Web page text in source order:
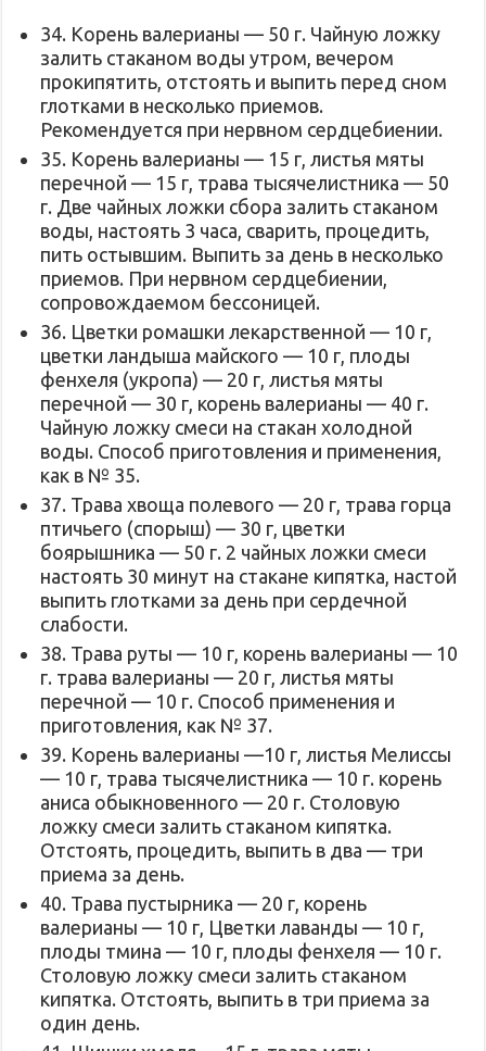
34. Корень валерианы — 50 г. Чайную ложку
залить стаканом воды утром, вечером
прокипятить, отстоять и выпить перед сном
глотками в несколько приемов.
Рекомендуется при нервном сердцебиении.
35. Корень валерианы — 15 г, листья мяты
перечной — 15 г, трава тысячелистника — 50
г. Две чайных ложки сбора залить стаканом
воды, настоять 3 часа, сварить, процедить,
пить остывшим. Выпить за день в несколько
приемов. При нервном сердцебиении,
сопровождаемом бессоницей.
36. Цветки ромашки лекарственной — 10 г,
цветки ландыша майского — 10 г, плоды
фенхеля (укропа) — 20 г, листья мяты
перечной — 30 г, корень валерианы — 40 г.
Чайную ложку смеси на стакан холодной
воды. Способ приготовления и применения,
как в № 35.
37. Трава хвоща полевого — 20 г, трава горца
птичьего (спорыш) — 30 г, цветки
боярышника — 50 г. 2 чайных ложки смеси
настоять 30 минут на стакане кипятка, настой
выпить глотками за день при сердечной
слабости.
38. Трава руты — 10 г, корень валерианы — 10
г. трава валерианы — 20 г, листья мяты
перечной — 10 г. Способ применения и
приготовления, как № 37.
39. Корень валерианы —10 г, листья Мелиссы
— 10 г, трава тысячелистника — 10 г. корень
аниса обыкновенного — 20 г. Столовую
ложку смеси залить стаканом кипятка.
Отстоять, процедить, выпить в два — три
приема за день.
40. Трава пустырника — 20 г, корень
валерианы — 10 г, Цветки лаванды — 10 г,
плоды тмина — 10 г, плоды фенхеля — 10 г.
Столовую ложку смеси залить стаканом
кипятка. Отстоять, выпить в три приема за
один день.